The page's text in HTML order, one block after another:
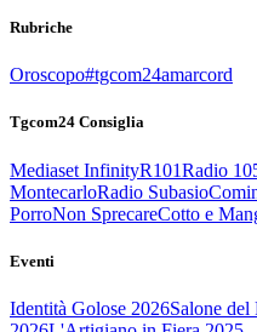
Rubriche
Oroscopo#tgcom24amarcord
Tgcom24 Consiglia
Mediaset InfinityR101Radio
MontecarloRadio Subasio
PorroNon SprecareCotto e
Eventi
Identità Golose 2026Salone del